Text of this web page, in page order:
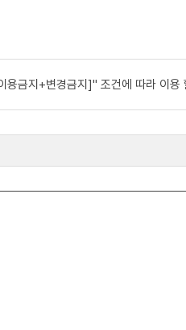
금지+변경금지]" 조건에 따라 이용